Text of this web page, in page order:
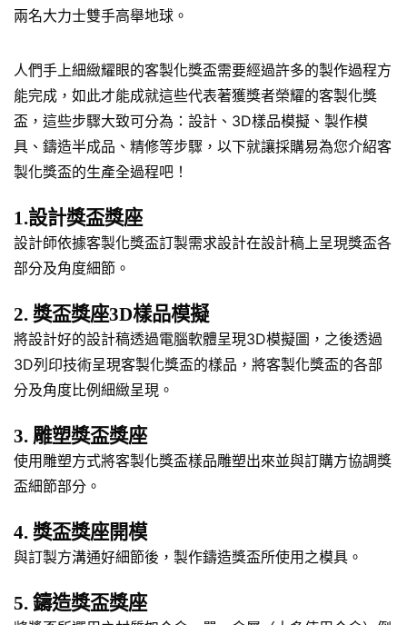
兩名大力士雙手高舉地球。
人們手上細緻耀眼的客製化獎盃需要經過許多的製作過程方
能完成，如此才能成就這些代表著獲獎者榮耀的客製化獎
盃，這些步驟大致可分為：設計、3D樣品模擬、製作模
具、鑄造半成品、精修等步驟，以下就讓採購易為您介紹客
製化獎盃的生產全過程吧！
1.設計獎盃獎座
設計師依據客製化獎盃訂製需求設計在設計稿上呈現獎盃各
部分及角度細節。
2. 獎盃獎座3D樣品模擬
將設計好的設計稿透過電腦軟體呈現3D模擬圖，之後透過
3D列印技術呈現客製化獎盃的樣品，將客製化獎盃的各部
分及角度比例細緻呈現。
3. 雕塑獎盃獎座
使用雕塑方式將客製化獎盃樣品雕塑出來並與訂購方協調獎
盃細節部分。
4. 獎盃獎座開模
與訂製方溝通好細節後，製作鑄造獎盃所使用之模具。
5. 鑄造獎盃獎座